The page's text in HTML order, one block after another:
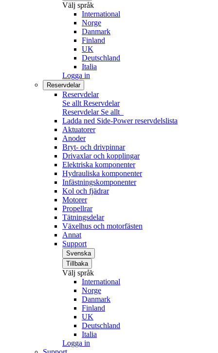
Välj språk
International
Norge
Danmark
Finland
UK
Deutschland
Italia
Logga in
Reservdelar
Reservdelar
Se allt Reservdelar
Reservdelar Se allt
Ladda ned Side-Power reservdelslista
Aktuatorer
Anoder
Bryt- och drivpinnar
Drivaxlar och kopplingar
Elektriska komponenter
Hydrauliska komponenter
Infästningskomponenter
Kol och fjädrar
Motorer
Propellrar
Tätningsdelar
Växelhus och motorfästen
Annat
Support
Svenska
Tillbaka
Välj språk
International
Norge
Danmark
Finland
UK
Deutschland
Italia
Logga in